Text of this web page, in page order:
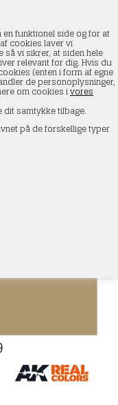
funktionel side og for at
cookies laver vi
vi sikrer, at siden hele
relevant for dig. Hvis du
(enten i form af egne
de personoplysninger,
om cookies ivores
samtykke tilbage.
på de forskellige typer
F9, 10 ML
»Real Colors AFV